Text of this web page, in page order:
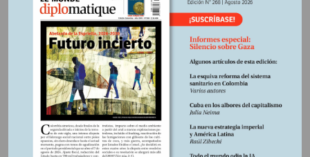
La época de la intranquilidad
5 agosto, 2026
Los amos del mundo
5 agosto, 2026
Promesas rotas
5 agosto, 2026